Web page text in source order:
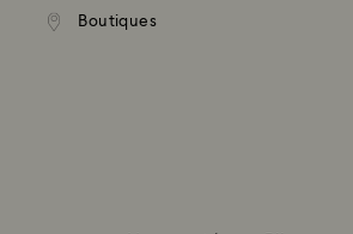
Accesskeys list
Boutiques
standard gratuite pour
supérieure à 99 EUR